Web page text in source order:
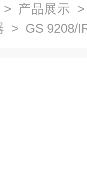
> 产品展示
> GS 9208/